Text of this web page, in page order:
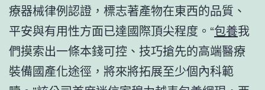
療器械律例認證，標志著產物在東西的品質、
平安與有用性方面已達國際頂尖程度。“包養我
們摸索出一條本錢可控、技巧搶先的高端醫療
裝備國產化途徑，將來將拓展至少個內科範